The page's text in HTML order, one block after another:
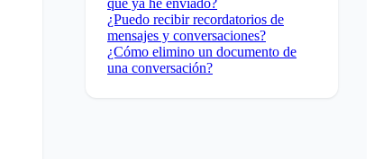
¿Puedo recibir recordatorios de
mensajes y conversaciones?
¿Cómo elimino un documento de
una conversación?